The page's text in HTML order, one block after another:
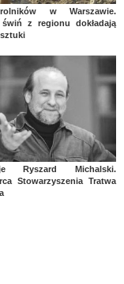
w Warszawie.
świń z regionu dokładają
Ryszard Michalski.
Stowarzyszenia Tratwa